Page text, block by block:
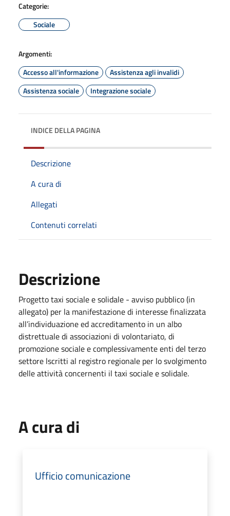
Categorie:
Sociale
Argomenti:
Accesso all'informazione
Assistenza agli invalidi
Assistenza sociale
Integrazione sociale
INDICE DELLA PAGINA
Descrizione
A cura di
Allegati
Contenuti correlati
Descrizione
Progetto taxi sociale e solidale - avviso pubblico (in
allegato) per la manifestazione di interesse finalizzata
all’individuazione ed accreditamento in un albo
distrettuale di associazioni di volontariato, di
promozione sociale e complessivamente enti del terzo
settore lscritti al registro regionale per lo svolgimento
delle attività concernenti il taxi sociale e solidale.
A cura di
Ufficio comunicazione